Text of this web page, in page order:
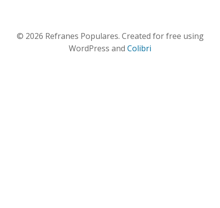
© 2026 Refranes Populares. Created for free using
WordPress and Colibri